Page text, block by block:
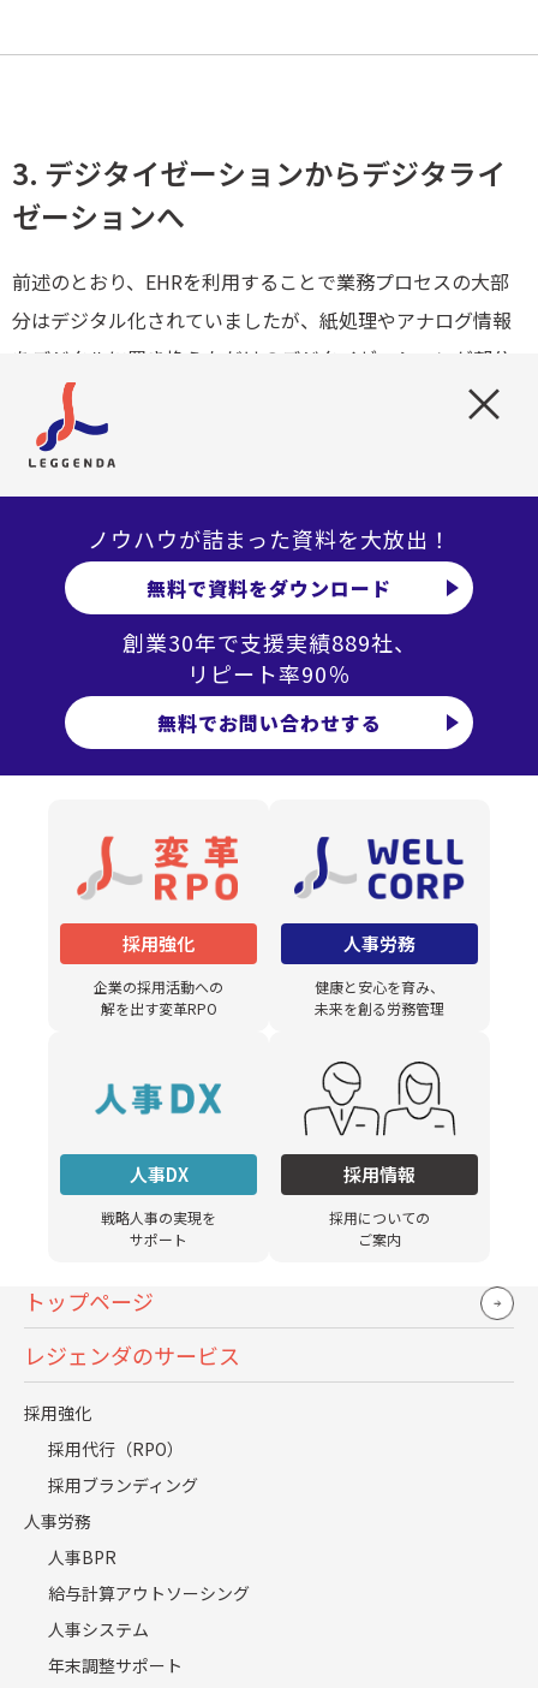
×
ノウハウが詰まった資料を大放出！
無料で資料をダウンロード
創業30年で支援実績889社、
リピート率90％
無料でお問い合わせする
採用強化
企業の採用活動への
解を出す変革RPO
人事労務
健康と安心を育み、
未来を創る労務管理
人事DX
戦略人事の実現を
サポート
採用情報
採用についての
ご案内
トップページ
レジェンダのサービス
採用強化
採用代行（RPO）
採用ブランディング
人事労務
人事BPR
給与計算アウトソーシング
人事システム
年末調整サポート
3. デジタイゼーションからデジタライ
ゼーションへ
前述のとおり、EHRを利用することで業務プロセスの大部
分はデジタル化されていましたが、紙処理やアナログ情報
をデジタルに置き換えただけのデジタイゼーションが部分
的に残っていました。
一般的にリモートワーク下では業務生産性が低下する傾向
にあります。生産性低下を補うために業務プロセスの再点
検を行い、デジタル技術による最適な業務プロセス構築に
取り組んでいます。業務プロセスの中には必要な多様性と
不要な多様性が混在しています。お客様にも多大なる協力
をいただき不要な多様性を排除し、デジタル化を前提とし
た業務プロセスの再構築を行っています。
更なる改善の余地はあるものの、リモートワーク下にあっ
果が出ていると自負しています。
ォーメーション（DX）
2022年以降のテーマはデジタルトランスフォーメーション
（以下、DX）です。
サービスのDX
人材のDX
ビジネスモデルのDX
顧客接点のDX etc…
取り組むDXテーマはいろいろありますが、ここではサービ
スと人材のDXについて触れておきます。
「サービスのDX」
ワークフローから人事データベースへの自動連携に加え